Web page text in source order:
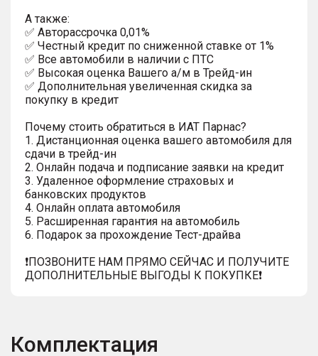
A тaкжe:
✅ Автopаcсpочка 0,01%
✅ Честный кредит по сниженной ставке от 1%
✅ Все автомобили в наличии с ПТС
✅ Высокая оценка Вашего а/м в Трейд-ин
✅ Дополнительная увеличенная скидка за
покупку в кредит
Почему стоить обратиться в ИАТ Парнас?
1. Дистанционная оценка вашего автомобиля для
сдачи в трейд-ин
2. Онлайн подача и подписание заявки на кредит
3. Удаленное оформление страховых и
банковских продуктов
4. Онлайн оплата автомобиля
5. Расширенная гарантия на автомобиль
6. Подарок за прохождение Тест-драйва
❗️ПОЗВОНИТЕ НАМ ПРЯМО СЕЙЧАС И ПОЛУЧИТЕ
ДОПОЛНИТЕЛЬНЫЕ ВЫГОДЫ К ПОКУПКЕ❗
Комплектация